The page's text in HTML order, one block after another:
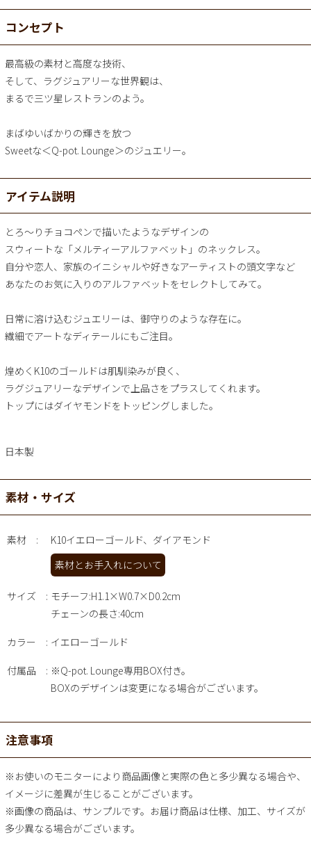
コンセプト
最高級の素材と高度な技術、
そして、ラグジュアリーな世界観は、
まるで三ツ星レストランのよう。
まばゆいばかりの輝きを放つ
Sweetな＜Q-pot. Lounge＞のジュエリー。
アイテム説明
とろ～りチョコペンで描いたようなデザインの
スウィートな「メルティーアルファベット」のネックレス。
自分や恋人、家族のイニシャルや好きなアーティストの頭文字など
あなたのお気に入りのアルファベットをセレクトしてみて。
日常に溶け込むジュエリーは、御守りのような存在に。
繊細でアートなディテールにもご注目。
煌めくK10のゴールドは肌馴染みが良く、
ラグジュアリーなデザインで上品さをプラスしてくれます。
トップにはダイヤモンドをトッピングしました。
日本製
素材・サイズ
素材
K10イエローゴールド、ダイアモンド
素材とお手入れについて
サイズ
モチーフ:H1.1×W0.7×D0.2cm
チェーンの長さ:40cm
カラー イエローゴールド
付属品
※Q-pot. Lounge専用BOX付き。
BOXのデザインは変更になる場合がございます。
注意事項
※お使いのモニターにより商品画像と実際の色と多少異なる場合や、
イメージに差異が生じることがございます。
※画像の商品は、サンプルです。お届け商品は仕様、加工、サイズが
多少異なる場合がございます。